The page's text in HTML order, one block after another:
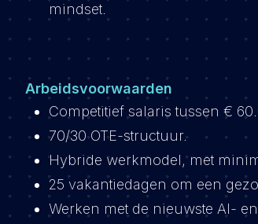
mindset.
Arbeidsvoorwaarden
Competitief salaris tussen €
70/30 OTE-structuur.
Hybride werkmodel, met
25 vakantiedagen om een
Werken met de nieuwste AI-